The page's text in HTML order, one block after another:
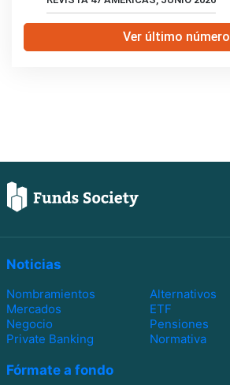
Ver último número
Noticias
Nombramientos
Alternativos
Mercados
ETF
Negocio
Pensiones
Private Banking
Normativa
Fórmate a fondo